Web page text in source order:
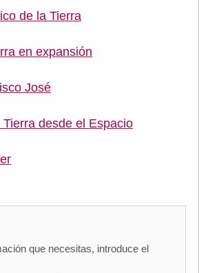
de la Tierra
en expansión
José
desde el Espacio
que necesitas, introduce el